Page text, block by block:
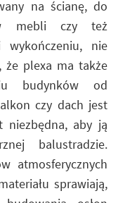
na ścianę, do
mebli czy też
nie
że plexa ma także
budynków od
czy dach jest
niezbędna, aby ją
balustradzie.
atmosferycznych
sprawiają,